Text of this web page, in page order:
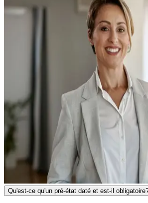
Qu'est-ce qu'un pré-état daté et est-il